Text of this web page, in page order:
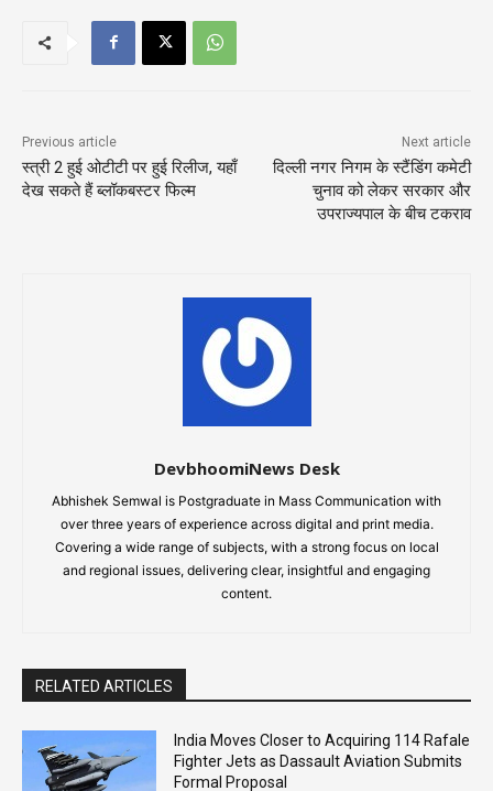
Previous article
स्त्री 2 हुई ओटीटी पर हुई रिलीज, यहाँ
देख सकते हैं ब्लॉकबस्टर फिल्म
Next article
दिल्ली नगर निगम के स्टैंडिंग कमेटी
चुनाव को लेकर सरकार और
उपराज्यपाल के बीच टकराव
DevbhoomiNews Desk
Abhishek Semwal is Postgraduate in Mass Communication with
over three years of experience across digital and print media.
Covering a wide range of subjects, with a strong focus on local
and regional issues, delivering clear, insightful and engaging
content.
RELATED ARTICLES
India Moves Closer to Acquiring 114 Rafale
Fighter Jets as Dassault Aviation Submits
Formal Proposal